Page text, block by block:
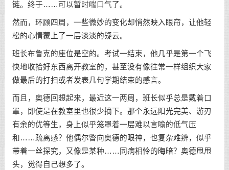
链。终于……可以暂时喘口气了。
然而，环顾四周，一些微妙的变化却悄然映入眼帘，让他轻
松的心情蒙上了一层淡淡的疑云。
班长布鲁克的座位是空的。考试一结束，他几乎是第一个飞
快地收拾好东西离开教室的，甚至没有像往常一样组织大家
做最后的打扫或者发表几句学期结束的感言。
而且，奥德回想起来，最近这一两周，班长似乎总是戴着口
罩，即使是在教室里也很少摘下。那个永远阳光完美、游刃
有余的优等生，身上似乎笼罩着一层难以言喻的低气压
和……疏离感？他偶尔瞥向奥德的眼神，也复杂难辨，似乎
带着一丝探究，又像是某种……同病相怜的晦暗？奥德甩甩
头，觉得自己想多了。